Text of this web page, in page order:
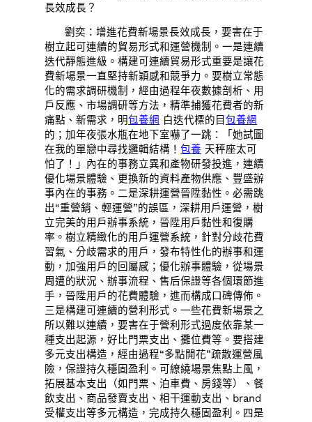
長效成長？
劉奕：增進花費新場景長效成長，要害在于
樹立起可連續的貿易形式和運營機制。一是連續
迭代靜態進級。構建可連續貿易形式重要是讓花
費新場景一直堅持新穎感和競爭力。要樹立常態
化的需求調研機制，經由過程年夜數據剖析、用
戶反應、市場調研等方法，精準捕獲花費者的新
痛點、新需求，明包養網 白迭代標的目包養網
的；加年夜張水瓶在地下室嚇了一跳：「她試圖
在我的單戀中尋找邏輯結構！包養 天秤座太可
怕了！」內在的事務立異和產物研發投進，連續
優化場景體驗、更換新的資料產物供應、豐盛辦
事內在的事務。二是深耕運營晉陞黏性。必需跳
出“重營銷、輕運營”的誤區，深耕用戶運營，樹
立完美的用戶辦事系統，晉陞用戶黏性和復購
率。樹立精緻化的用戶運營系統，針對分歧花費
習氣、分歧需求的用戶，發布特性化的辦事和運
動，加強用戶的回屬感；優化辦事體驗，從場景
周遭的狀況、辦事流程、售后保證等各個環節進
手，晉陞用戶的花費體驗，進而構成口碑傳佈。
三是構建可連續的營利形式。一些花費新場景之
所以難以連續，要害在于營利形式過度依靠某一
種支出起源，好比門票支出、攤位費等。要搭建
多元支出構造，經由過程“多點開花”疏散運營風
險，保證持久穩固盈利。可繚繞場景焦點上風，
拓展基本支出（如門票、泊車費、房錢等）、餐
飲支出、商品發賣支出、相干運動支出、brand
受權支出等多元構造，完成持久穩固盈利。四是